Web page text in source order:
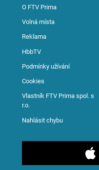
O FTV Prima
Volná místa
Reklama
HbbTV
Podmínky užívání
Cookies
Vlastník FTV Prima spol. s
r.o.
Nahlásit chybu